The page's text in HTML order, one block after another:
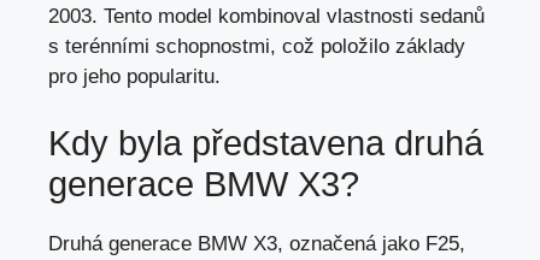
2003. Tento model kombinoval vlastnosti sedanů
s terénními schopnostmi, což položilo základy
pro jeho popularitu.
Kdy byla představena druhá
generace BMW X3?
Druhá generace BMW X3, označená jako F25,